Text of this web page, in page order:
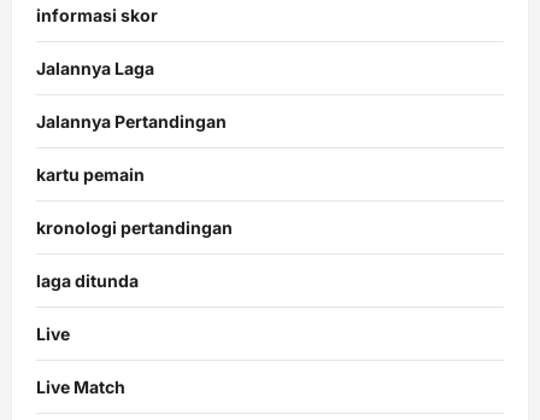
informasi skor
Jalannya Laga
Jalannya Pertandingan
kartu pemain
kronologi pertandingan
laga ditunda
Live
Live Match